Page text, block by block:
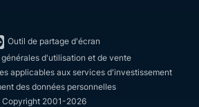
Outil de partage d'écran
d'utilisation et de vente
applicables aux services d'investissement
des données personnelles
Copyright 2001-2026